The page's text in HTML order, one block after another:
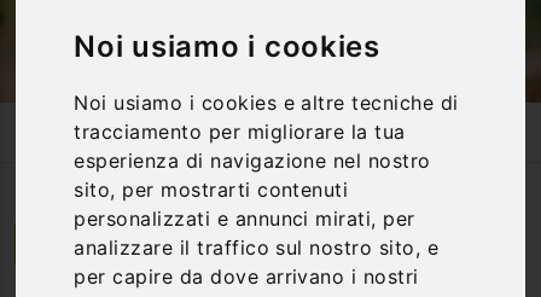
Noi usiamo i cookies
Noi usiamo i cookies e altre tecniche di
tracciamento per migliorare la tua
esperienza di navigazione nel nostro
sito, per mostrarti contenuti
personalizzati e annunci mirati, per
analizzare il traffico sul nostro sito, e
per capire da dove arrivano i nostri
Attività Ed Esperienze
Percorsi Enogastronomici
Alla Scoperta Dell'Umbria Attraverso I Vini Di Orvieto
Orvieto | Umbria